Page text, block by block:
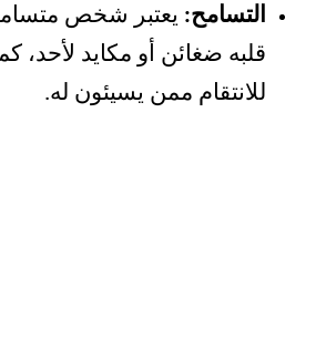
التسامح: يعتبر شخص
قلبه ضغائن أو مكايد لأحد،
للانتقام ممن يسيئون له.